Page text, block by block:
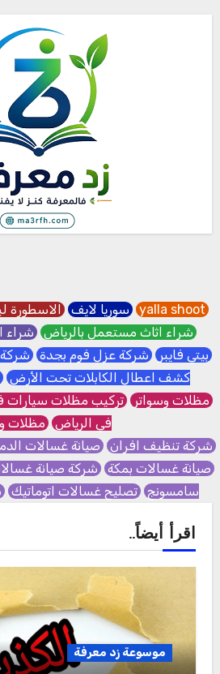
yalla shoot سوريا لايف الاسطورة
شراء اثاث مستعمل بالرياض شراء
بيتي فايبر شركة عزل فوم بجدة شركة
كشف اعطال الكابلات تحت الأرض
مظلات وسواتر تركيب مظلات سيارات
في الرياض مظلات
شركة تنظيف افران صيانة غسالات
صيانة غسالات بمكة شركة صيانة
سامسونج تصليح غسالات اتوماتيك
اقرأ أيضاً..
موسوعة زد معرفة